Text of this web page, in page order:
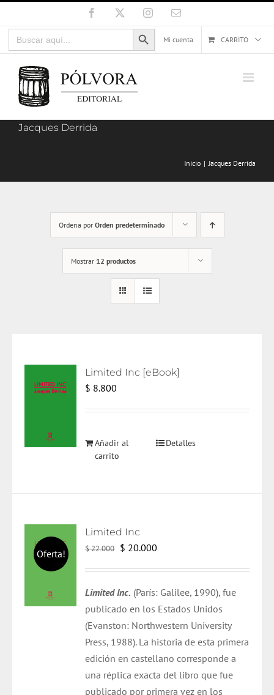
al
contenido
Facebook InstagramCorreo
Buscar:
Botón de búsqueda
Mi cuenta
CARRITO
Jacques Derrida
Inicio Jacques Derrida
Ordena por Orden predeterminado
Mostrar 12 productos
Limited Inc [eBook]
$ 8.800
Añadir al
carrito
Detalles
Oferta!
Limited Inc
$22.000 El
era:
$ 22.000.
$ 20.000
es:
$ 20.000.
Limited Inc. (París: Galilee, 1990), fue
publicado en los Estados Unidos
(Evanston: Northwestern University
Press, 1988). La historia de esta primera
edición en castellano corresponde a
una réplica exacta del libro que fue
publicado por primera vez en los